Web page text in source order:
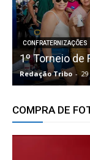
CONFRATERNIZAÇÕES
1º Torneio de
Redação Tribo -
COMPRA DE